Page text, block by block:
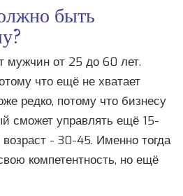
быть
мужчин от 25 до 60 лет.
что ещё не хватает
редко, потому что бизнесу
сможет управлять ещё 15-
- 30-45. Именно тогда
компетентность, но ещё